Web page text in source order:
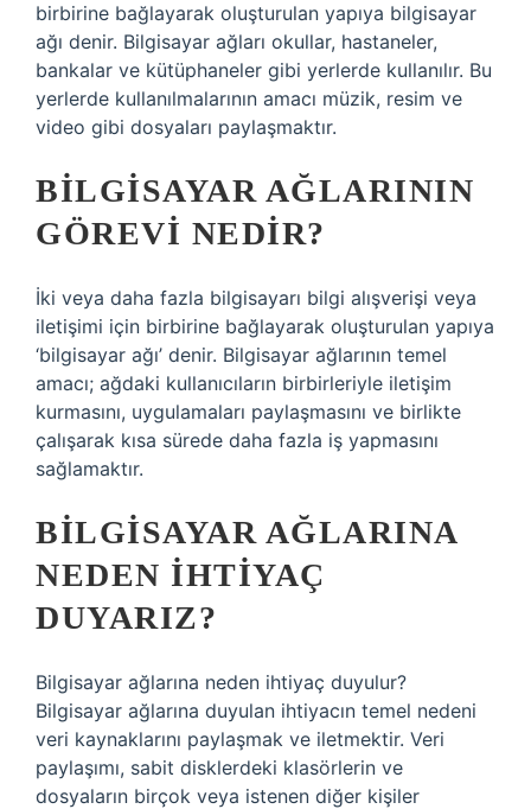
birbirine bağlayarak oluşturulan yapıya bilgisayar
ağı denir. Bilgisayar ağları okullar, hastaneler,
bankalar ve kütüphaneler gibi yerlerde kullanılır. Bu
yerlerde kullanılmalarının amacı müzik, resim ve
video gibi dosyaları paylaşmaktır.
BILGISAYAR AĞLARININ
GÖREVI NEDIR?
İki veya daha fazla bilgisayarı bilgi alışverişi veya
iletişimi için birbirine bağlayarak oluşturulan yapıya
‘bilgisayar ağı’ denir. Bilgisayar ağlarının temel
amacı; ağdaki kullanıcıların birbirleriyle iletişim
kurmasını, uygulamaları paylaşmasını ve birlikte
çalışarak kısa sürede daha fazla iş yapmasını
sağlamaktır.
BILGISAYAR AĞLARINA
NEDEN IHTIYAÇ
DUYARIZ?
Bilgisayar ağlarına neden ihtiyaç duyulur?
Bilgisayar ağlarına duyulan ihtiyacın temel nedeni
veri kaynaklarını paylaşmak ve iletmektir. Veri
paylaşımı, sabit disklerdeki klasörlerin ve
dosyaların birçok veya istenen diğer kişiler